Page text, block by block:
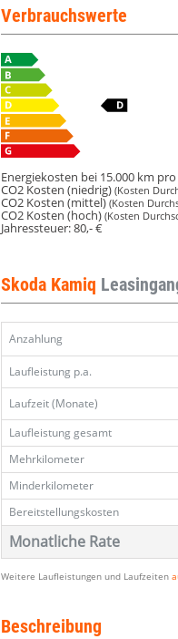
Verbrauchswerte
Energiekosten bei 15.000 km pro
CO2 Kosten (niedrig)(Kosten
CO2 Kosten (mittel)(Kosten
CO2 Kosten (hoch)(Kosten
Jahressteuer:80,- €
Skoda Kamiq
Anzahlung
Laufleistung p.a.
Laufzeit (Monate)
Laufleistung gesamt
Mehrkilometer
Minderkilometer
Bereitstellungskosten
Monatliche Rate
Weitere Laufleistungen und Laufzeiten
Beschreibung